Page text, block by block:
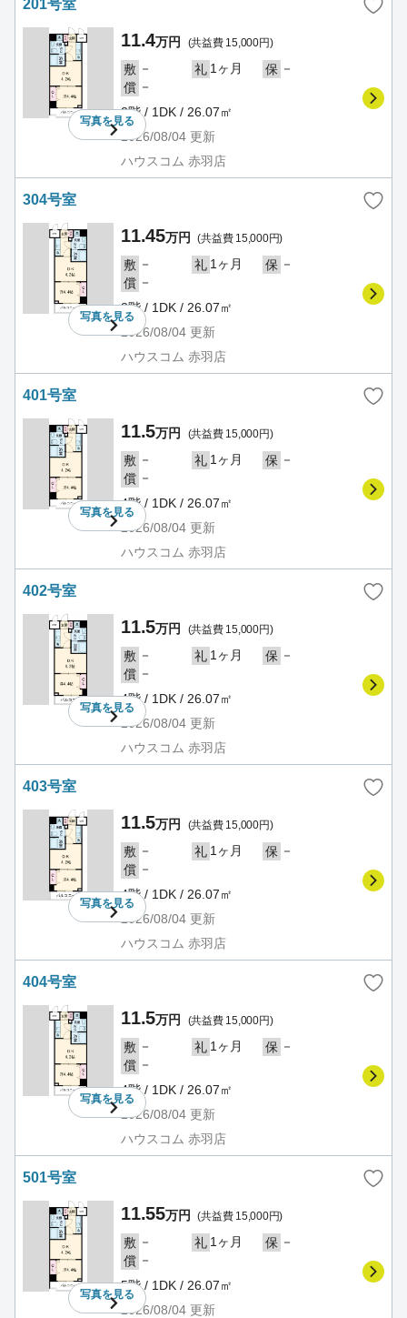
201号室
写真を見る
11.4万円 (共益費 15,000円)
敷 － 礼 1ヶ月 保 －
償 －
2階 / 1DK / 26.07㎡
2026/08/04 更新
ハウスコム 赤羽店
304号室
写真を見る
11.45万円 (共益費 15,000円)
敷 － 礼 1ヶ月 保 －
償 －
3階 / 1DK / 26.07㎡
2026/08/04 更新
ハウスコム 赤羽店
401号室
写真を見る
11.5万円 (共益費 15,000円)
敷 － 礼 1ヶ月 保 －
償 －
4階 / 1DK / 26.07㎡
2026/08/04 更新
ハウスコム 赤羽店
402号室
写真を見る
11.5万円 (共益費 15,000円)
敷 － 礼 1ヶ月 保 －
償 －
4階 / 1DK / 26.07㎡
2026/08/04 更新
ハウスコム 赤羽店
403号室
写真を見る
11.5万円 (共益費 15,000円)
敷 － 礼 1ヶ月 保 －
償 －
4階 / 1DK / 26.07㎡
2026/08/04 更新
ハウスコム 赤羽店
404号室
写真を見る
11.5万円 (共益費 15,000円)
敷 － 礼 1ヶ月 保 －
償 －
4階 / 1DK / 26.07㎡
2026/08/04 更新
ハウスコム 赤羽店
501号室
写真を見る
11.55万円 (共益費 15,000円)
敷 － 礼 1ヶ月 保 －
償 －
5階 / 1DK / 26.07㎡
2026/08/04 更新